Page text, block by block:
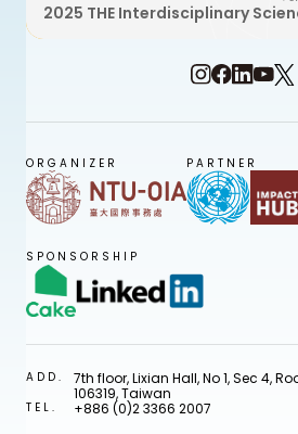
2025 THE Interdisciplinary
ORGANIZER PARTNER
SPONSORSHIP
ADD.
7th floor, Lixian Hall, No 1, Sec 4,
106319, Taiwan
TEL. +886 (0)2 3366 2007